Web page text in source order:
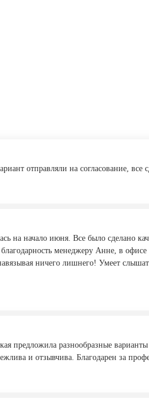
отправляли на согласование, все
на начало июня. Все было сделано
менеджеру Анне, в
ничего лишнего! Умеет
предложила разнообразные
и отзывчива. Благодарен за